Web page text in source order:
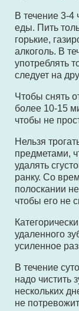
В течение 3-4
еды. Пить
горькие,
алкоголь. В
употреблять
следует на
Чтобы снять
более 10-15
чтобы не
Нельзя
предметами,
удалять
ранку. Со
полоскании
чтобы его не
удаленного
усиленное
В течение
надо чистить
нескольких
не